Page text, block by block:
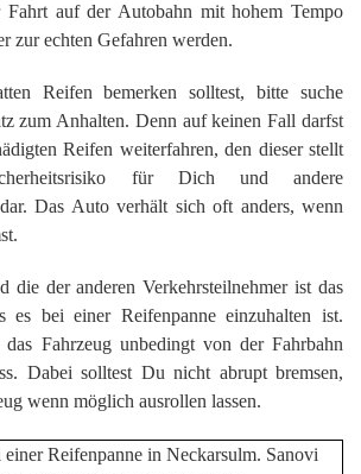
Fahrt auf der Autobahn mit hohem Tempo
zur echten Gefahren werden.
Reifen bemerken solltest, bitte suche
zum Anhalten. Denn auf keinen Fall darfst
Reifen weiterfahren, den dieser stellt
für Dich und andere
Das Auto verhält sich oft anders, wenn
die der anderen Verkehrsteilnehmer ist das
es bei einer Reifenpanne einzuhalten ist.
Fahrzeug unbedingt von der Fahrbahn
Dabei solltest Du nicht abrupt bremsen,
wenn möglich ausrollen lassen.